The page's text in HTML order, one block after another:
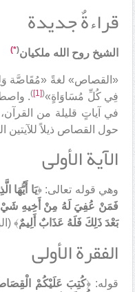
قراءةٌ جديدة
الشيخ روح الله ملكيان(
*)
«القصاص» لغةً «مُقَاصَّة
فِي كُلِّ مُسَاوَاةٍ»(
[1]
)
.
حول القصاص ذيلاً للآيتين
الآية الأولى
وهي قوله تعالى: ﴿يَا أَيُّهَا
فَمَنْ عُفِيَ لَهُ مِنْ أَخِيهِ شَيْءٌ
بَعْدَ ذَلِكَ فَلَهُ عَذَابٌ أَلِيمٌ﴾ (البقرة: 178). ولها
الفقرة الأولى
قوله: ﴿كُتِبَ عَلَيْكُمْ